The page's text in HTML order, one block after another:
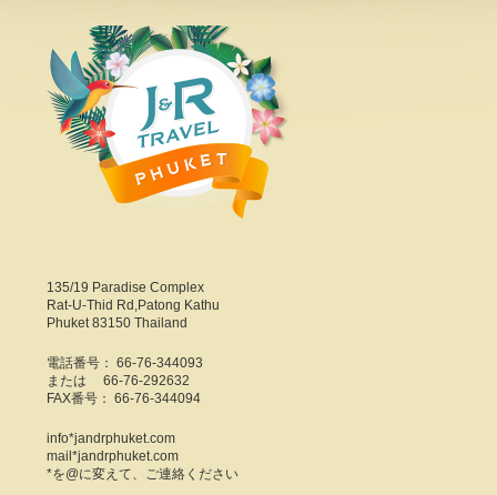
135/19 Paradise Complex
Rat-U-Thid Rd,Patong Kathu
Phuket 83150 Thailand
電話番号： 66-76-344093
または 66-76-292632
FAX番号： 66-76-344094
info*jandrphuket.com
mail*jandrphuket.com
*を@に変えて、ご連絡ください